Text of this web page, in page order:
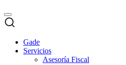
Gade
Servicios
Asesoría Fiscal